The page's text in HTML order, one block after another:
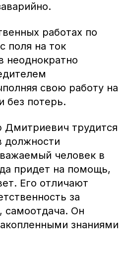
работах по
поля на ток
неоднократно
свою работу на
без потерь.
Дмитриевич трудится
должности
человек в
придет на помощь,
Его отличают
за
самоотдача. Он
знаниями